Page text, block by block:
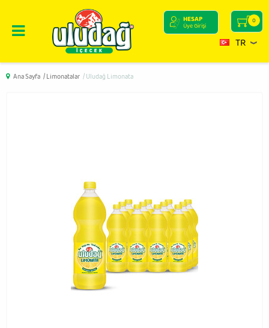
0
HESAP
Üye Girişi
TR
Ana Sayfa / Limonatalar / Uludağ Limonata